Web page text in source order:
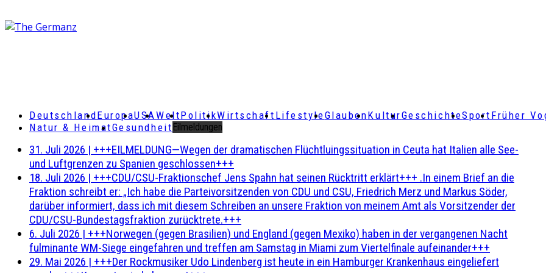
DeutschlandEuropaUSAWeltPolitikWirtschaft LifestyleGlaubenKulturGeschichteSport Früher
Natur & HeimatGesundheit Eilmeldungen
31. Juli 2026 | +++EILMELDUNG—Wegen der dramatischen Flüchtluingssituation in Ceuta hat Italien alle See-
und Luftgrenzen zu Spanien geschlossen+++
18. Juli 2026 | +++CDU/CSU-Fraktionschef Jens Spahn hat seinen Rücktritt erklärt+++ .In einem Brief an die
Fraktion schreibt er: „Ich habe die Parteivorsitzenden von CDU und CSU, Friedrich Merz und Markus Söder,
darüber informiert, dass ich mit diesem Schreiben an unsere Fraktion von meinem Amt als Vorsitzender der
CDU/CSU-Bundestagsfraktion zurücktrete.+++
6. Juli 2026 | +++Norwegen (gegen Brasilien) und England (gegen Mexiko) haben in der vergangenen Nacht
fulminante WM-Siege eingefahren und treffen am Samstag in Miami zum Viertelfinale aufeinander+++
29. Mai 2026 | +++Der Rockmusiker Udo Lindenberg ist heute in ein Hamburger Krankenhaus eingeliefert